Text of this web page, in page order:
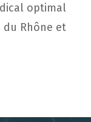
optimal
du Rhône et